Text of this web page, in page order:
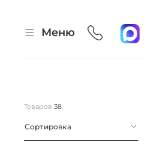
Меню
Товаров 38
Сортировка